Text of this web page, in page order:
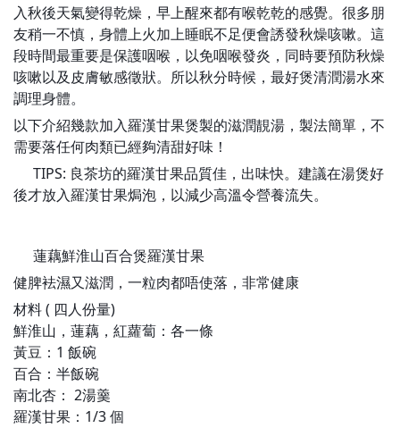
入秋後天氣變得乾燥，早上醒來都有喉乾乾的感覺。很多朋
友稍一不慎，身體上火加上睡眠不足便會誘發秋燥咳嗽。這
段時間最重要是保護咽喉，以免咽喉發炎，同時要預防秋燥
咳嗽以及皮膚敏感徵狀。所以秋分時候，最好煲清潤湯水來
調理身體。
以下介紹幾款加入羅漢甘果煲製的滋潤靚湯，製法簡單，不
需要落任何肉類已經夠清甜好味！
🍏
TIPS: 良茶坊的羅漢甘果品質佳，出味快。建議在湯煲好
後才放入羅漢甘果焗泡，以減少高溫令營養流失。
蓮藕鮮淮山百合煲羅漢甘果
健脾袪濕又滋潤，一粒肉都唔使落，非常健康
材料 ( 四人份量)
鮮淮山，蓮藕，紅蘿蔔：各一條
黃豆：1 飯碗
百合：半飯碗
南北杏： 2湯羹
羅漢甘果：1/3 個